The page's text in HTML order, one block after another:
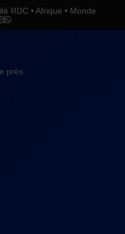
RDC • Afrique • Monde
près